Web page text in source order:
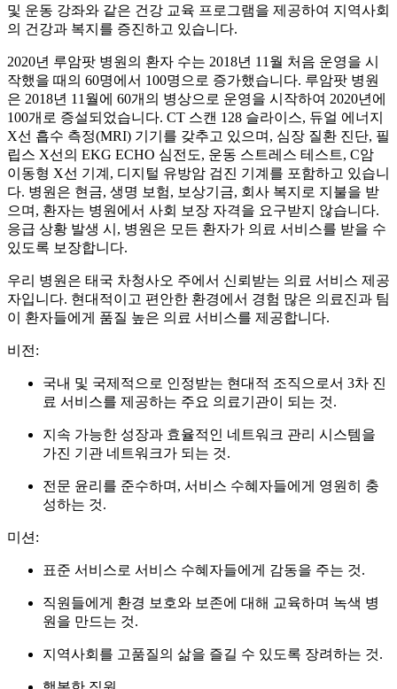
및 운동 강좌와 같은 건강 교육 프로그램을 제공하여 지역사회
의 건강과 복지를 증진하고 있습니다.
2020년 루암팟 병원의 환자 수는 2018년 11월 처음 운영을 시
작했을 때의 60명에서 100명으로 증가했습니다. 루암팟 병원
은 2018년 11월에 60개의 병상으로 운영을 시작하여 2020년에
100개로 증설되었습니다. CT 스캔 128 슬라이스, 듀얼 에너지
X선 흡수 측정(MRI) 기기를 갖추고 있으며, 심장 질환 진단, 필
립스 X선의 EKG ECHO 심전도, 운동 스트레스 테스트, C암
이동형 X선 기계, 디지털 유방암 검진 기계를 포함하고 있습니
다. 병원은 현금, 생명 보험, 보상기금, 회사 복지로 지불을 받
으며, 환자는 병원에서 사회 보장 자격을 요구받지 않습니다.
응급 상황 발생 시, 병원은 모든 환자가 의료 서비스를 받을 수
있도록 보장합니다.
우리 병원은 태국 차청사오 주에서 신뢰받는 의료 서비스 제공
자입니다. 현대적이고 편안한 환경에서 경험 많은 의료진과 팀
이 환자들에게 품질 높은 의료 서비스를 제공합니다.
비전:
국내 및 국제적으로 인정받는 현대적 조직으로서 3차 진
료 서비스를 제공하는 주요 의료기관이 되는 것.
지속 가능한 성장과 효율적인 네트워크 관리 시스템을
가진 기관 네트워크가 되는 것.
전문 윤리를 준수하며, 서비스 수혜자들에게 영원히 충
성하는 것.
미션:
표준 서비스로 서비스 수혜자들에게 감동을 주는 것.
직원들에게 환경 보호와 보존에 대해 교육하며 녹색 병
원을 만드는 것.
지역사회를 고품질의 삶을 즐길 수 있도록 장려하는 것.